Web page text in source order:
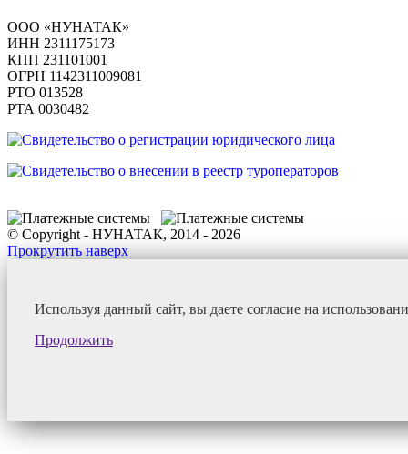
ООО «НУНАТАК»
ИНН 2311175173
КПП 231101001
ОГРН 1142311009081
PTO 013528
РТА 0030482
© Copyright - НУНАТАК, 2014 - 2026
Прокрутить наверх
Используя данный сайт, вы даете согласие на
Продолжить